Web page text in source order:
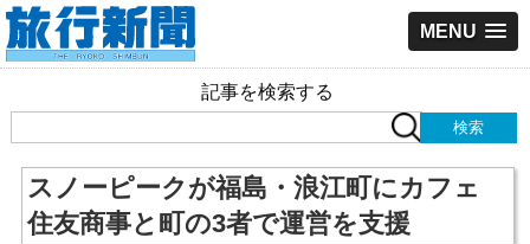
MENU
記事を検索する
スノーピークが福島・浪江町にカフェ
住友商事と町の3者で運営を支援